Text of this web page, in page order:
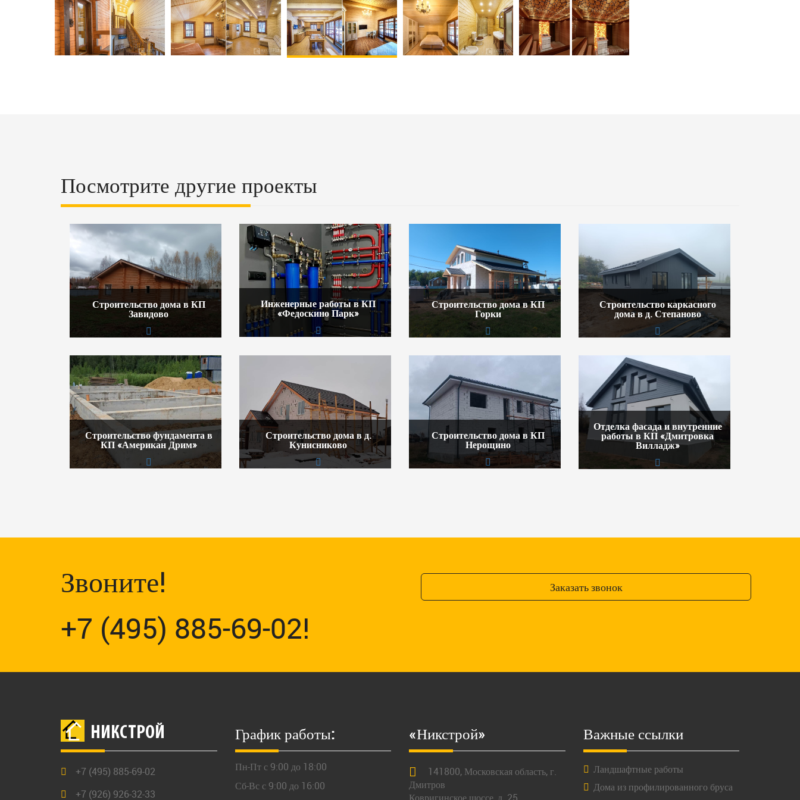
Посмотрите другие проекты
Строительство дома в КП
Завидово
Инженерные работы в КП
«Федоскино Парк»
Строительство дома в КП
Горки
Строительство каркасного
дома в д. Степаново
Строительство фундамента в
КП «Американ Дрим»
Строительство дома в д.
Кунисниково
Строительство дома в КП
Нерощино
Отделка фасада и внутренние
работы в КП «Дмитровка
Вилладж»
Звоните!
+7 (495) 885-69-02!
Заказать звонок
НИКСТРОЙ
+7 (495) 885-69-02
+7 (926) 926-32-33
График работы:
Пн-Пт с 9:00 до 18:00
Сб-Вс с 9:00 до 16:00
«Никстрой»
141800, Московская область, г.
Дмитров
Ковригинское шоссе, д. 25
Важные ссылки
Ландшафтные работы
Дома из профилированного бруса